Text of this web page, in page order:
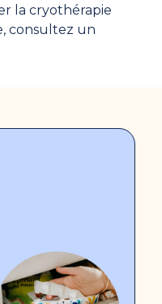
la cryothérapie
consultez un